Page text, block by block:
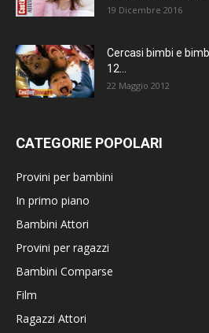
19 Dicembre 2016
Cercasi bimbi e
12...
22 Maggio 2012
CATEGORIE POPOLARI
Provini per bambini
In primo piano
Bambini Attori
Provini per ragazzi
Bambini Comparse
Film
Ragazzi Attori